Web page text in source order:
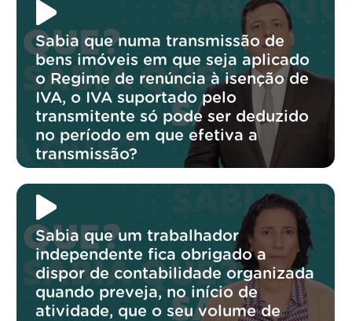
Sabia que numa transmissão de
bens imóveis em que seja aplicado
o Regime de renúncia à isenção de
IVA, o IVA suportado pelo
transmitente só pode ser deduzido
no período em que efetiva a
transmissão?
Sabia que um trabalhador
independente fica obrigado a
dispor de contabilidade organizada
quando preveja, no início de
atividade, que o seu volume de